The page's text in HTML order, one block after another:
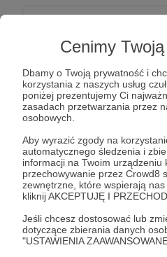
Cenimy
Dbamy o Twoją prywatność i
korzystania z naszych usług
poniżej prezentujemy Ci
zasadach przetwarzania przez
osobowych.
Aby wyrazić zgody na
automatycznego śledzenia i
informacji na Twoim urządzeniu
przechowywanie przez Crowd8
zewnętrzne, które wspierają nas
kliknij AKCEPTUJĘ I
Jeśli chcesz dostosować lub
dotyczące zbierania danych
"USTAWIENIA
Im więcej nas tym szybsze
Patroni: 0
30 zł miesięcznie
Kolejny próg do większych